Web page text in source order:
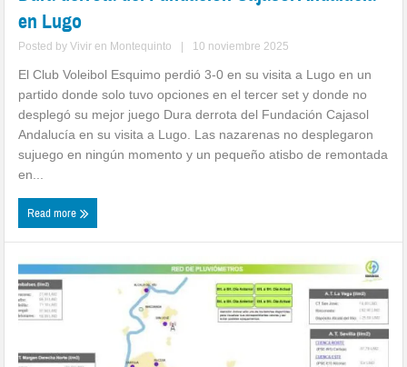
en Lugo
Posted byVivir en Montequinto | 10 noviembre 2025
El Club Voleibol Esquimo perdió 3-0 en su visita a Lugo en un
partido donde solo tuvo opciones en el tercer set y donde no
desplegó su mejor juego Dura derrota del Fundación Cajasol
Andalucía en su visita a Lugo. Las nazarenas no desplegaron
sujuego en ningún momento y un pequeño atisbo de remontada
en...
Read more